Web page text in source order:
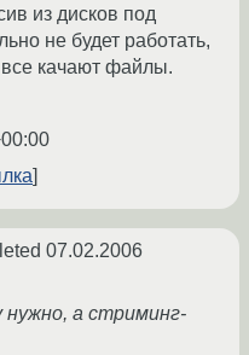
из дисков под
не будет работать,
все качают файлы.
07.02.2006
нужно, а стриминг-